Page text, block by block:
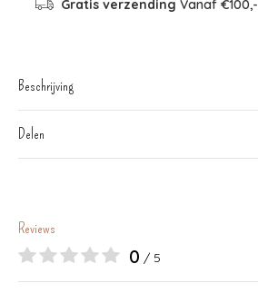
Gratis verzending Vanaf €100,-
Beschrijving
Delen
Reviews
0 / 5